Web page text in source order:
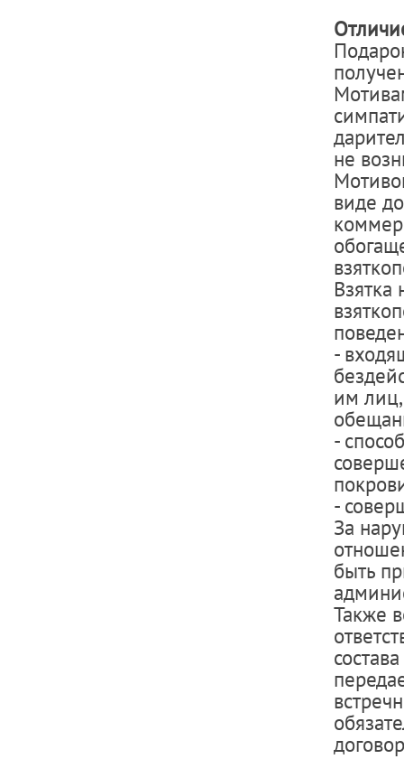
не
виде
Взятка
-
им
-
-
За
быть
Также